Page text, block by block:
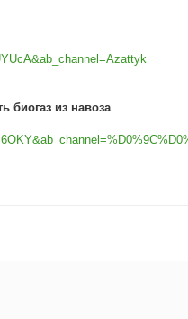
биогаз из навоза